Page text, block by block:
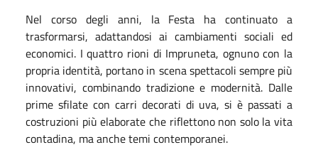
Nel corso degli anni, la Festa ha continuato a
trasformarsi, adattandosi ai cambiamenti sociali ed
economici. I quattro rioni di Impruneta, ognuno con la
propria identità, portano in scena spettacoli sempre più
innovativi, combinando tradizione e modernità. Dalle
prime sfilate con carri decorati di uva, si è passati a
costruzioni più elaborate che riflettono non solo la vita
contadina, ma anche temi contemporanei.